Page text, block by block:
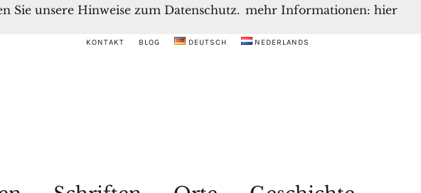
KONTAKT BLOG DEUTSCH NEDERLANDS
Sie unsere Hinweise zum Datenschutz. mehr Informationen: hier